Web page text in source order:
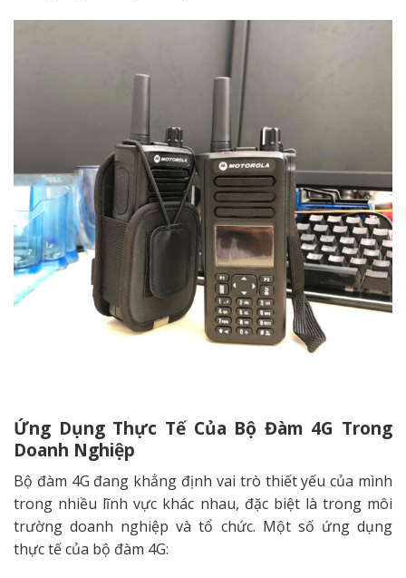
Ứng Dụng Thực Tế Của Bộ Đàm 4G Trong
Doanh Nghiệp
Bộ đàm 4G đang khẳng định vai trò thiết yếu của mình
trong nhiều lĩnh vực khác nhau, đặc biệt là trong môi
trường doanh nghiệp và tổ chức. Một số ứng dụng
thực tế của bộ đàm 4G: